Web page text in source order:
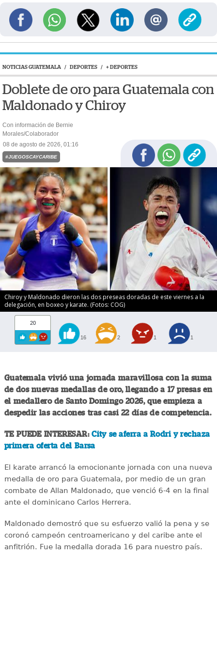
NOTICIAS GUATEMALA / DEPORTES / + DEPORTES
Doblete de oro para Guatemala con
Maldonado y Chiroy
Con información de Bernie
Morales/Colaborador
08 de agosto de 2026, 01:16
#JUEGOSCAYCARIBE
Chiroy y Maldonado dieron las dos preseas doradas de este viernes a la
delegación, en boxeo y karate. (Fotos: COG)
20
16 2 1 1
Guatemala vivió una jornada maravillosa con la suma
de dos nuevas medallas de oro, llegando a 17 presas en
el medallero de Santo Domingo 2026, que empieza a
despedir las acciones tras casi 22 días de competencia.
TE PUEDE INTERESAR:City se aferra a Rodri y rechaza
primera oferta del Barsa
El karate arrancó la emocionante jornada con una nueva
medalla de oro para Guatemala, por medio de un gran
combate de Allan Maldonado, que venció 6-4 en la final
ante el dominicano Carlos Herrera.
Maldonado demostró que su esfuerzo valió la pena y se
coronó campeón centroamericano y del caribe ante el
anfitrión. Fue la medalla dorada 16 para nuestro país.